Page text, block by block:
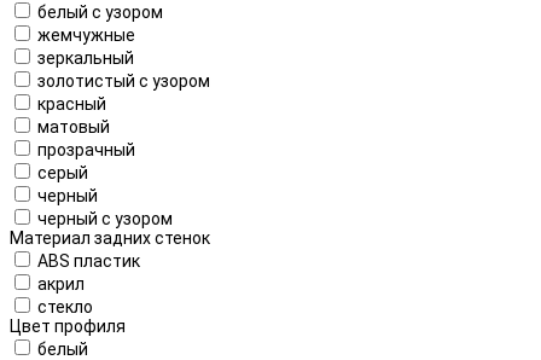
белый с узором
жемчужные
зеркальный
золотистый с узором
красный
матовый
прозрачный
серый
черный
черный с узором
Материал задних стенок
ABS пластик
акрил
стекло
Цвет профиля
белый